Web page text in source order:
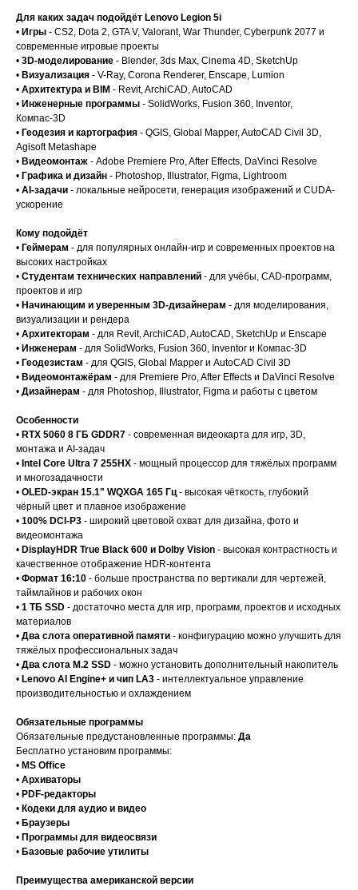
Для каких задач подойдёт Lenovo Legion 5i
• Игры - CS2, Dota 2, GTA V, Valorant, War Thunder, Cyberpunk 2077 и
современные игровые проекты
• 3D-моделирование - Blender, 3ds Max, Cinema 4D, SketchUp
• Визуализация - V-Ray, Corona Renderer, Enscape, Lumion
• Архитектура и BIM - Revit, ArchiCAD, AutoCAD
• Инженерные программы - SolidWorks, Fusion 360, Inventor,
Компас-3D
• Геодезия и картография - QGIS, Global Mapper, AutoCAD Civil 3D,
Agisoft Metashape
• Видеомонтаж - Adobe Premiere Pro, After Effects, DaVinci Resolve
• Графика и дизайн - Photoshop, Illustrator, Figma, Lightroom
• AI-задачи - локальные нейросети, генерация изображений и CUDA-
ускорение
Кому подойдёт
• Геймерам - для популярных онлайн-игр и современных проектов на
высоких настройках
• Студентам технических направлений - для учёбы, CAD-программ,
проектов и игр
• Начинающим и уверенным 3D-дизайнерам - для моделирования,
визуализации и рендера
• Архитекторам - для Revit, ArchiCAD, AutoCAD, SketchUp и Enscape
• Инженерам - для SolidWorks, Fusion 360, Inventor и Компас-3D
• Геодезистам - для QGIS, Global Mapper и AutoCAD Civil 3D
• Видеомонтажёрам - для Premiere Pro, After Effects и DaVinci Resolve
• Дизайнерам - для Photoshop, Illustrator, Figma и работы с цветом
Особенности
• RTX 5060 8 ГБ GDDR7 - современная видеокарта для игр, 3D,
монтажа и AI-задач
• Intel Core Ultra 7 255HX - мощный процессор для тяжёлых программ
и многозадачности
• OLED-экран 15.1" WQXGA 165 Гц- высокая чёткость, глубокий
чёрный цвет и плавное изображение
• 100% DCI-P3 - широкий цветовой охват для дизайна, фото и
видеомонтажа
• DisplayHDR True Black 600 и Dolby Vision - высокая контрастность и
качественное отображение HDR-контента
• Формат 16:10 - больше пространства по вертикали для чертежей,
таймлайнов и рабочих окон
• 1 ТБ SSD - достаточно места для игр, программ, проектов и исходных
материалов
• Два слота оперативной памяти - конфигурацию можно улучшить для
тяжёлых профессиональных задач
• Два слота M.2 SSD - можно установить дополнительный накопитель
• Lenovo AI Engine+ и чип LA3 - интеллектуальное управление
производительностью и охлаждением
Обязательные программы
Обязательные предустановленные программы: Да
Бесплатно установим программы:
• MS Office
• Архиваторы
• PDF-редакторы
• Кодеки для аудио и видео
• Браузеры
• Программы для видеосвязи
• Базовые рабочие утилиты
Преимущества американской версии